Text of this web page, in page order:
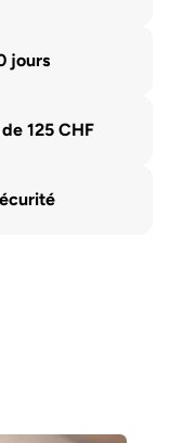
jours
125 CHF